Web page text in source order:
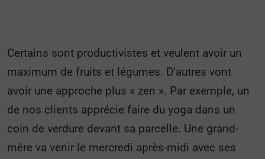
Certains sont productivistes et veulent avoir un
maximum de fruits et légumes. D’autres vont
avoir une approche plus « zen ». Par exemple, un
de nos clients apprécie faire du yoga dans un
coin de verdure devant sa parcelle. Une grand-
mère va venir le mercredi après-midi avec ses